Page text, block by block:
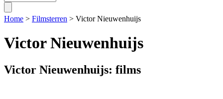
Home > Filmsterren > Victor Nieuwenhuijs
Victor Nieuwenhuijs
Victor Nieuwenhuijs: films